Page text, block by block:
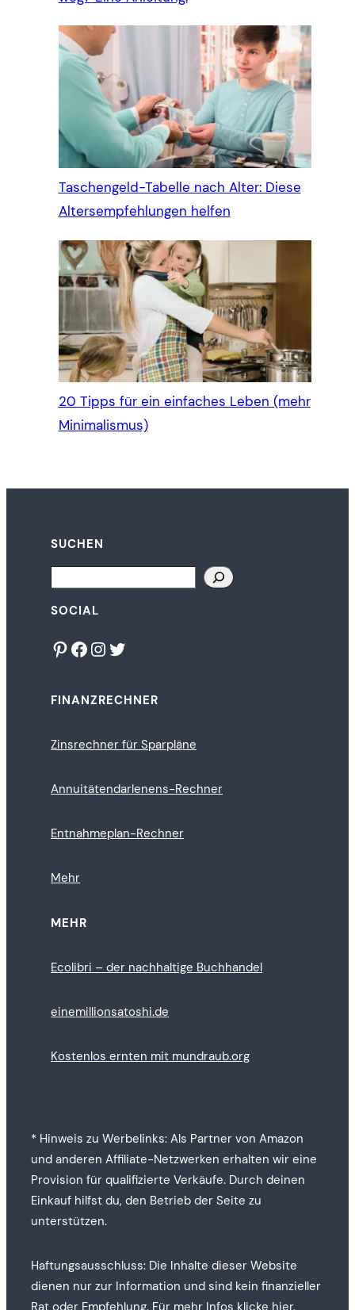
Taschengeld-Tabelle nach Alter: Diese
Altersempfehlungen helfen
20 Tipps für ein einfaches Leben (mehr
Minimalismus)
SUCHEN
SOCIAL
Pinterest Facebook Instagram Twitter
FINANZRECHNER
Zinsrechner für Sparpläne
Annuitätendarlenens-Rechner
Entnahmeplan-Rechner
Mehr
MEHR
Ecolibri – der nachhaltige Buchhandel
einemillionsatoshi.de
Kostenlos ernten mit mundraub.org
* Hinweis zu Werbelinks: Als Partner von Amazon
und anderen Affiliate-Netzwerken erhalten wir eine
Provision für qualifizierte Verkäufe. Durch deinen
Einkauf hilfst du, den Betrieb der Seite zu
unterstützen.
Haftungsausschluss: Die Inhalte dieser Website
dienen nur zur Information und sind kein finanzieller